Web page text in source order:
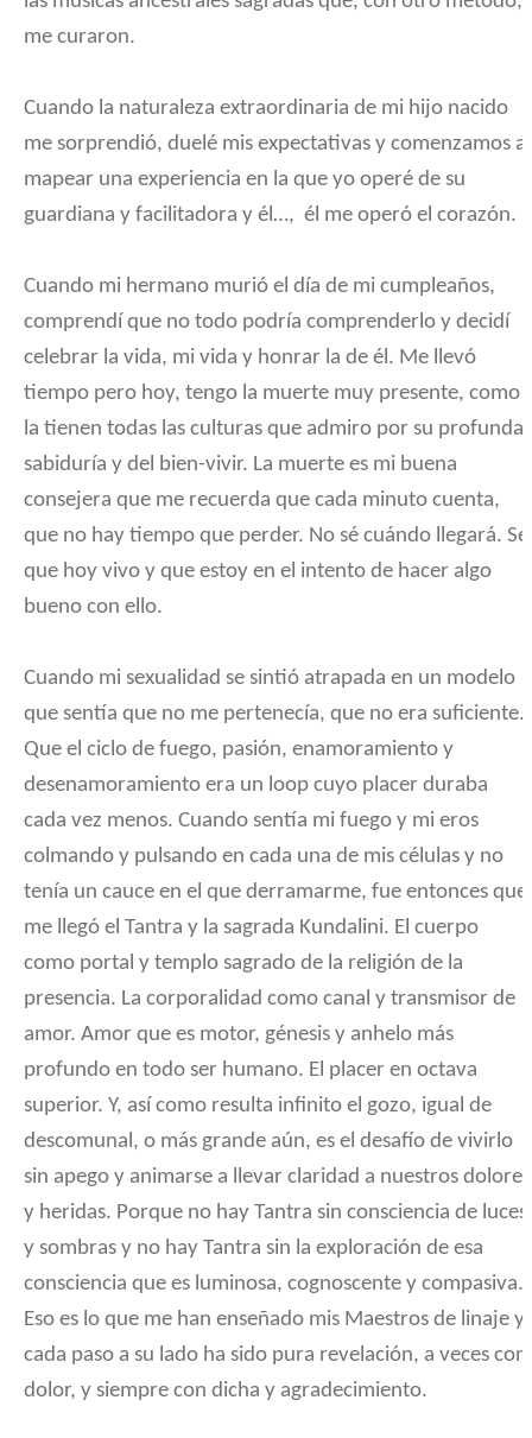
me curaron.
Cuando la naturaleza extraordinaria de mi hijo nacido
me sorprendió, duelé mis expectativas y comenzamos a
mapear una experiencia en la que yo operé de su
guardiana y facilitadora y él…, él me operó el corazón.
Cuando mi hermano murió el día de mi cumpleaños,
comprendí que no todo podría comprenderlo y decidí
celebrar la vida, mi vida y honrar la de él. Me llevó
tiempo pero hoy, tengo la muerte muy presente, como
la tienen todas las culturas que admiro por su profunda
sabiduría y del bien-vivir. La muerte es mi buena
consejera que me recuerda que cada minuto cuenta,
que no hay tiempo que perder. No sé cuándo llegará. Sé
que hoy vivo y que estoy en el intento de hacer algo
bueno con ello.
Cuando mi sexualidad se sintió atrapada en un modelo
que sentía que no me pertenecía, que no era suficiente.
Que el ciclo de fuego, pasión, enamoramiento y
desenamoramiento era un loop cuyo placer duraba
cada vez menos. Cuando sentía mi fuego y mi eros
colmando y pulsando en cada una de mis células y no
tenía un cauce en el que derramarme, fue entonces que
me llegó el Tantra y la sagrada Kundalini. El cuerpo
como portal y templo sagrado de la religión de la
presencia. La corporalidad como canal y transmisor de
amor. Amor que es motor, génesis y anhelo más
profundo en todo ser humano. El placer en octava
superior. Y, así como resulta infinito el gozo, igual de
descomunal, o más grande aún, es el desafío de vivirlo
sin apego y animarse a llevar claridad a nuestros dolores
y heridas. Porque no hay Tantra sin consciencia de luces
y sombras y no hay Tantra sin la exploración de esa
consciencia que es luminosa, cognoscente y compasiva.
Eso es lo que me han enseñado mis Maestros de linaje y
cada paso a su lado ha sido pura revelación, a veces con
dolor, y siempre con dicha y agradecimiento.